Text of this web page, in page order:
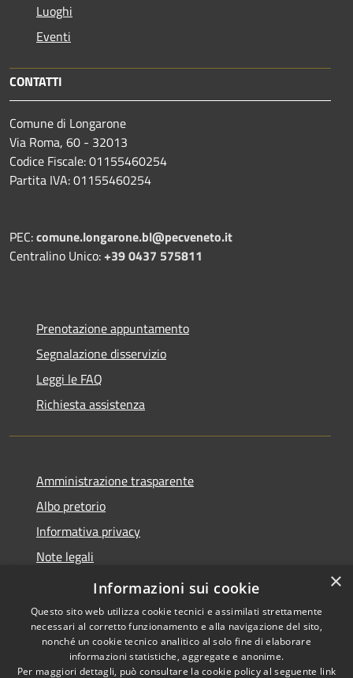
Luoghi
Eventi
CONTATTI
Comune di Longarone
Via Roma, 60 - 32013
Codice Fiscale: 01155460254
Partita IVA: 01155460254
PEC:comune.longarone.bl@pecveneto.it
Centralino Unico:+39 0437 575811
Prenotazione appuntamento
Segnalazione disservizio
Leggi le FAQ
Richiesta assistenza
Amministrazione trasparente
Albo pretorio
Informativa privacy
Note legali
Dichiarazione di accessibilità
Copyright © 2026 • Comune di
×
Informazioni sui cookie
Questo sito web utilizza cookie tecnici e assimilati strettamente
necessari al corretto funzionamento e alla navigazione del sito,
nonché un cookie tecnico analitico al solo fine di elaborare
informazioni statistiche, aggregate e anonime.
Per maggiori dettagli, può consultare la cookie policy al seguente link